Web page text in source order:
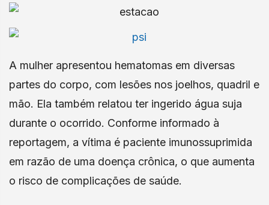
A mulher apresentou hematomas em diversas
partes do corpo, com lesões nos joelhos, quadril e
mão. Ela também relatou ter ingerido água suja
durante o ocorrido. Conforme informado à
reportagem, a vítima é paciente imunossuprimida
em razão de uma doença crônica, o que aumenta
o risco de complicações de saúde.